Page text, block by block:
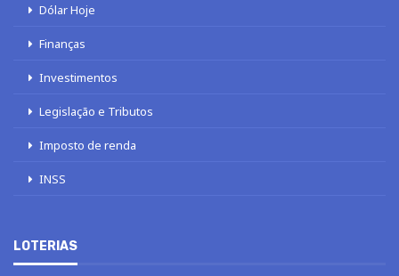
Dólar Hoje
Finanças
Investimentos
Legislação e Tributos
Imposto de renda
INSS
LOTERIAS